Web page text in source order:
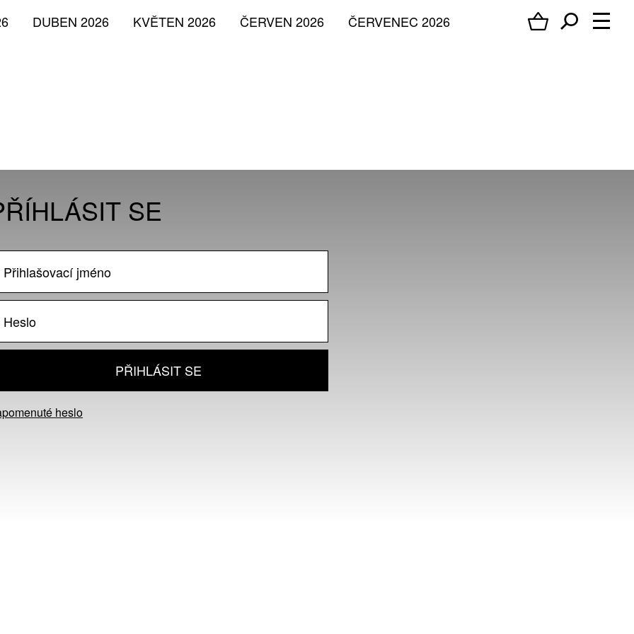
ČERVENEC 2026
ČERVEN 2026
KVĚTEN 2026
DUBEN 2026
SE
PŘIHLÁSIT SE
heslo